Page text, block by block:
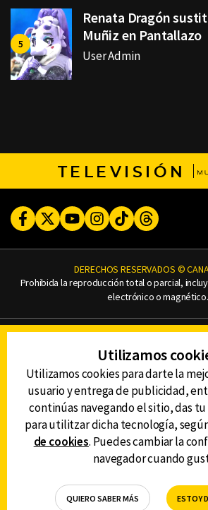
Renata Dragón
Muñiz en Pantallazo
User Admin
TELEVISIÓN
FacebookTwitterYoutubeInstagram
TikTokThreads
DERECHOS RESERVADOS ©
Prohibida la reproducción total o parcial,
electrónico o magnético.
AVISO DE PRIVACIDAD
AVISO LEGAL
DEFENSORÍA DE LAS
DESCARGA LA APP DE
Utilizamos
Utilizamos cookies para darte la
usuario y entrega de publicidad,
continúas navegando el sitio, das
para utilitzar dicha tecnología,
de cookies. Puedes cambiar la
navegador cuando
QUIERO SABER MÁS ESTOY